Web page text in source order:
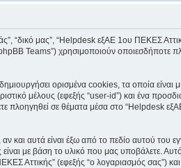
“δικό μας”, “Helpdesk εξΑΕ 1ου ΠΕΚΕΣ
Teams”) χρησιμοποιούν οποιεσδήποτε
ορισμένα cookies, τα οποία είναι
μέλους (εφεξής “user-id”) και ένα
πλοηγηθεί σε θέματα μέσα στο “Helpdesk
και αυτά είναι έξω από το πεδίο αυτού του
με βάση το υλικό που μας υποβάλετε.
Αττικής” (εφεξής “ο λογαριασμός σας”) και